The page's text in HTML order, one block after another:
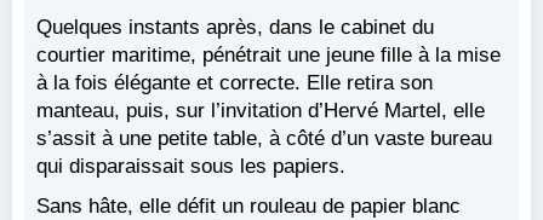
Quelques instants après, dans le cabinet du
courtier maritime, pénétrait une jeune fille à la mise
à la fois élégante et correcte. Elle retira son
manteau, puis, sur l’invitation d’Hervé Martel, elle
s’assit à une petite table, à côté d’un vaste bureau
qui disparaissait sous les papiers.
Sans hâte, elle défit un rouleau de papier blanc